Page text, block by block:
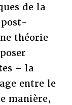
de la
théorie
– la
entre le
manière,